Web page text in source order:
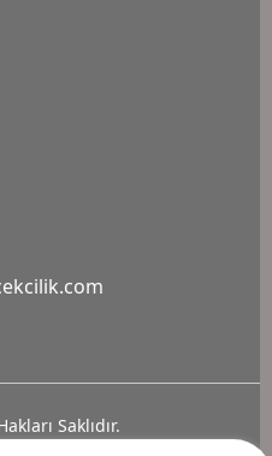
Saklıdır.